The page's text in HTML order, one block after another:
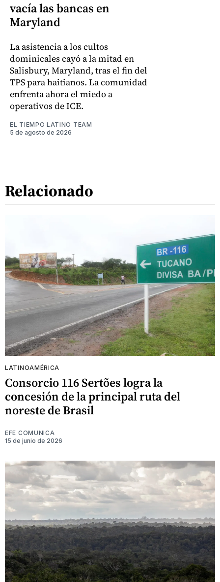
vacía las bancas en
Maryland
La asistencia a los cultos
dominicales cayó a la mitad en
Salisbury, Maryland, tras el fin del
TPS para haitianos. La comunidad
enfrenta ahora el miedo a
operativos de ICE.
EL TIEMPO LATINO TEAM
5 de agosto de 2026
Relacionado
LATINOAMÉRICA
Consorcio 116 Sertões logra la
concesión de la principal ruta del
noreste de Brasil
EFE COMUNICA
15 de junio de 2026